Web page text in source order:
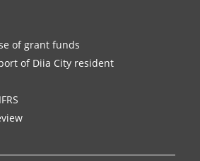
of grant funds
of Diia City resident